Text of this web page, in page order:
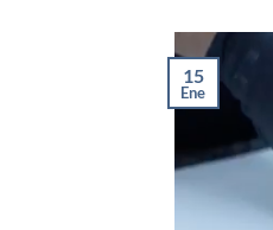
15
Ene